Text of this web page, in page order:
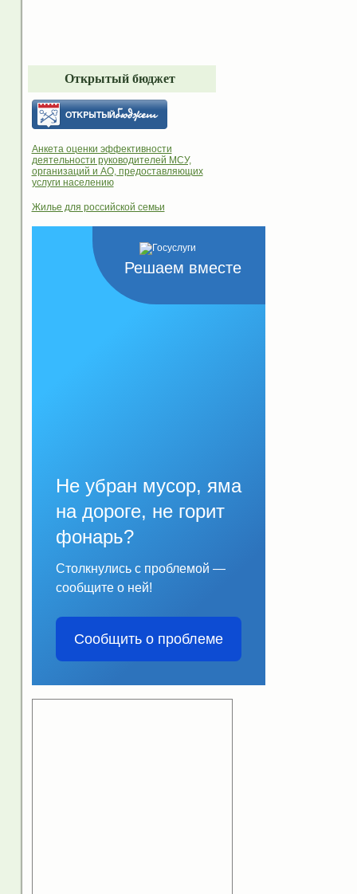
Открытый бюджет
Анкета оценки эффективности
деятельности руководителей МСУ,
организаций и АО, предоставляющих
услуги населению
Жилье для российской семьи
Решаем вместе
Не убран мусор, яма
на дороге, не горит
фонарь?
Столкнулись с проблемой —
сообщите о ней!
Сообщить о проблеме